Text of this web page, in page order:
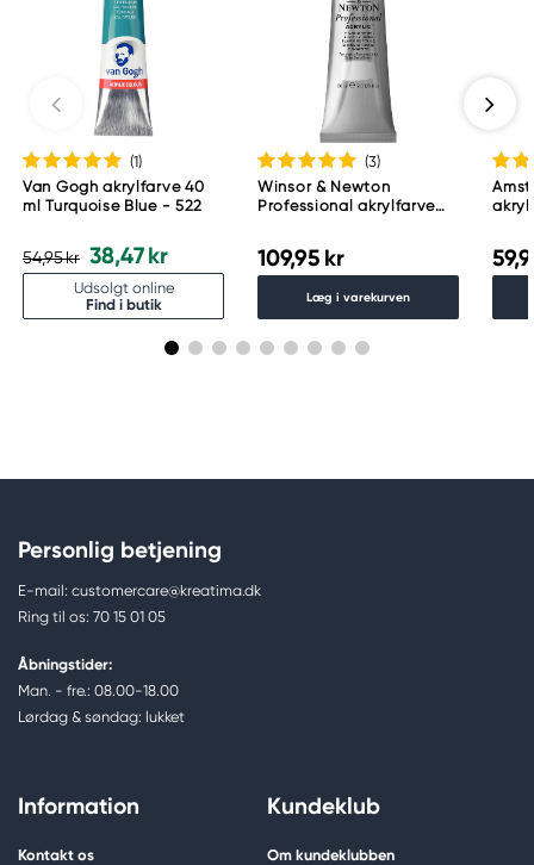
(1)
Van Gogh akrylfarve 40
ml Turquoise Blue - 522
54,95 kr 38,47 kr
Udsolgt online
Find i butik
(3)
Winsor & Newton
Professional akrylfarve
109,95 kr
Læg i varekurven
Personlig betjening
E-mail: customercare@kreatima.dk
Ring til os: 70 15 01 05
Åbningstider:
Man. - fre.: 08.00-18.00
Lørdag & søndag: lukket
Information
Kontakt os
Kundeklub
Om kundeklubben